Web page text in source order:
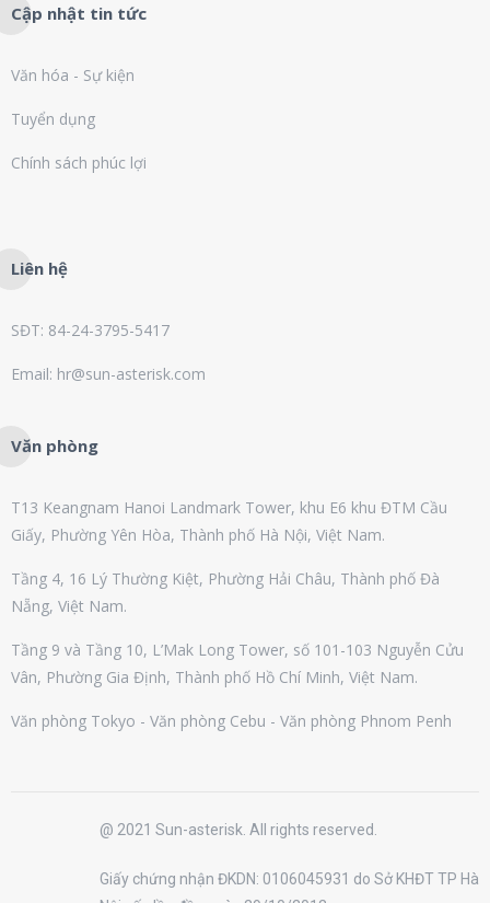
Cập nhật tin tức
Văn hóa - Sự kiện
Tuyển dụng
Chính sách phúc lợi
Liên hệ
SĐT: 84-24-3795-5417
Email: hr@sun-asterisk.com
Văn phòng
T13 Keangnam Hanoi Landmark Tower, khu E6 khu ĐTM Cầu
Giấy, Phường Yên Hòa, Thành phố Hà Nội, Việt Nam.
Tầng 4, 16 Lý Thường Kiệt, Phường Hải Châu, Thành phố Đà
Nẵng, Việt Nam.
Tầng 9 và Tầng 10, L’Mak Long Tower, số 101-103 Nguyễn Cửu
Vân, Phường Gia Định, Thành phố Hồ Chí Minh, Việt Nam.
Văn phòng Tokyo - Văn phòng Cebu - Văn phòng Phnom Penh
@ 2021 Sun-asterisk. All rights reserved.
Giấy chứng nhận ĐKDN: 0106045931 do Sở KHĐT TP Hà